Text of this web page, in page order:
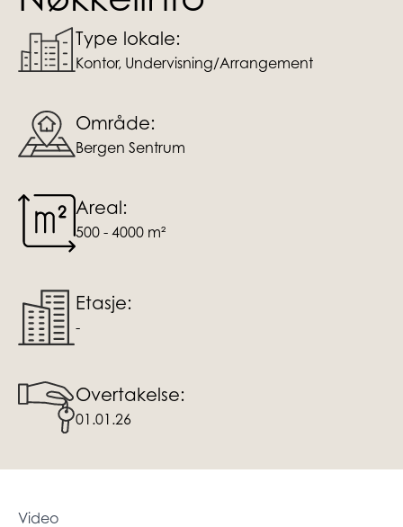
Type lokale:
Kontor, Undervisning/Arrangement
Område:
Bergen Sentrum
Areal:
500 - 4000 m²
Etasje:
-
Overtakelse:
01.01.26
Video